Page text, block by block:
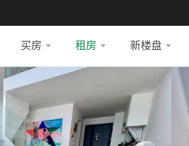
买房 租房 新楼盘